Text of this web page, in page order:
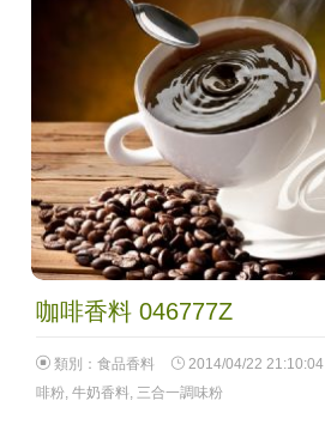
咖啡香料 046777Z
類別： 食品香料 2014/04/22 21:10:04
啡粉, 牛奶香料, 三合一調味粉